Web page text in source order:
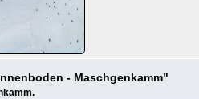
- Maschgenkamm"